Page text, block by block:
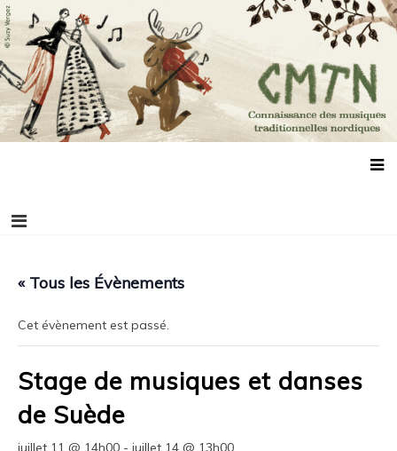
Aller
au
contenu
Connaissance des musiques traditionnelles
nordiques
Association de promotion des musiques, des danses et de la culture
scandinaves
« Tous les Évènements
Cet évènement est passé.
Stage de musiques et danses
de Suède
juillet 11 @ 14h00 - juillet 14 @ 13h00